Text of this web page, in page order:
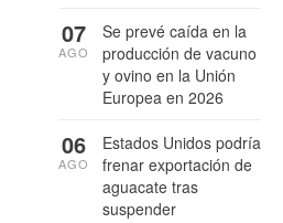
Se prevé caída en la
producción de vacuno
y ovino en la Unión
Europea en 2026
07
AGO
Estados Unidos podría
frenar exportación de
aguacate tras
suspender
06
AGO